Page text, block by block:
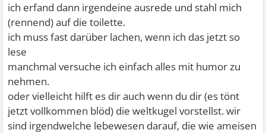
ich erfand dann irgendeine ausrede und stahl mich
(rennend) auf die toilette.
ich muss fast darüber lachen, wenn ich das jetzt so
lese
manchmal versuche ich einfach alles mit humor zu
nehmen.
oder vielleicht hilft es dir auch wenn du dir (es tönt
jetzt vollkommen blöd) die weltkugel vorstellst. wir
sind irgendwelche lebewesen darauf, die wie ameisen